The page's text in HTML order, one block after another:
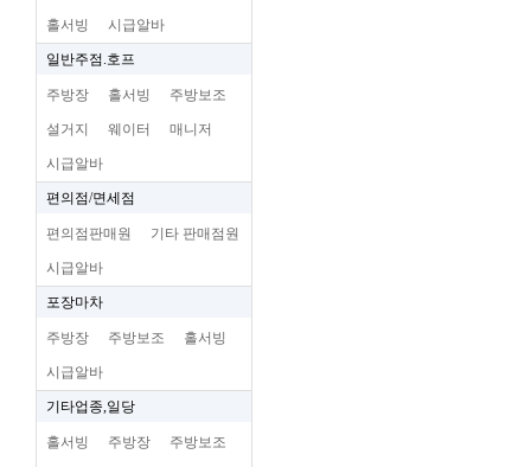
홀서빙 시급알바
일반주점.호프
주방장 홀서빙 주방보조
설거지 웨이터 매니저
시급알바
편의점/면세점
편의점판매원 기타 판매점원
시급알바
포장마차
주방장 주방보조 홀서빙
시급알바
기타업종,일당
홀서빙 주방장 주방보조